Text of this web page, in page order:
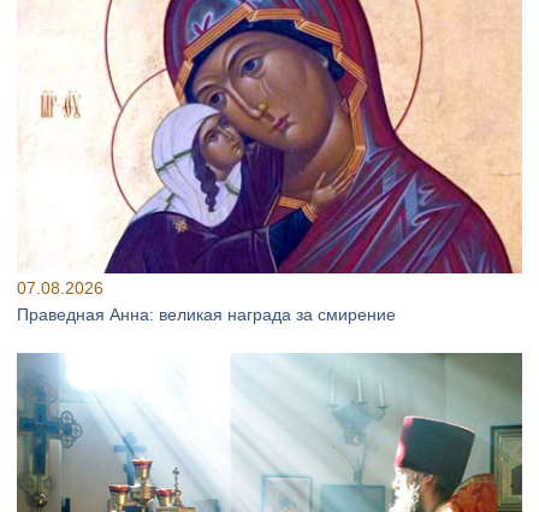
07.08.2026
Праведная Анна: великая награда за смирение